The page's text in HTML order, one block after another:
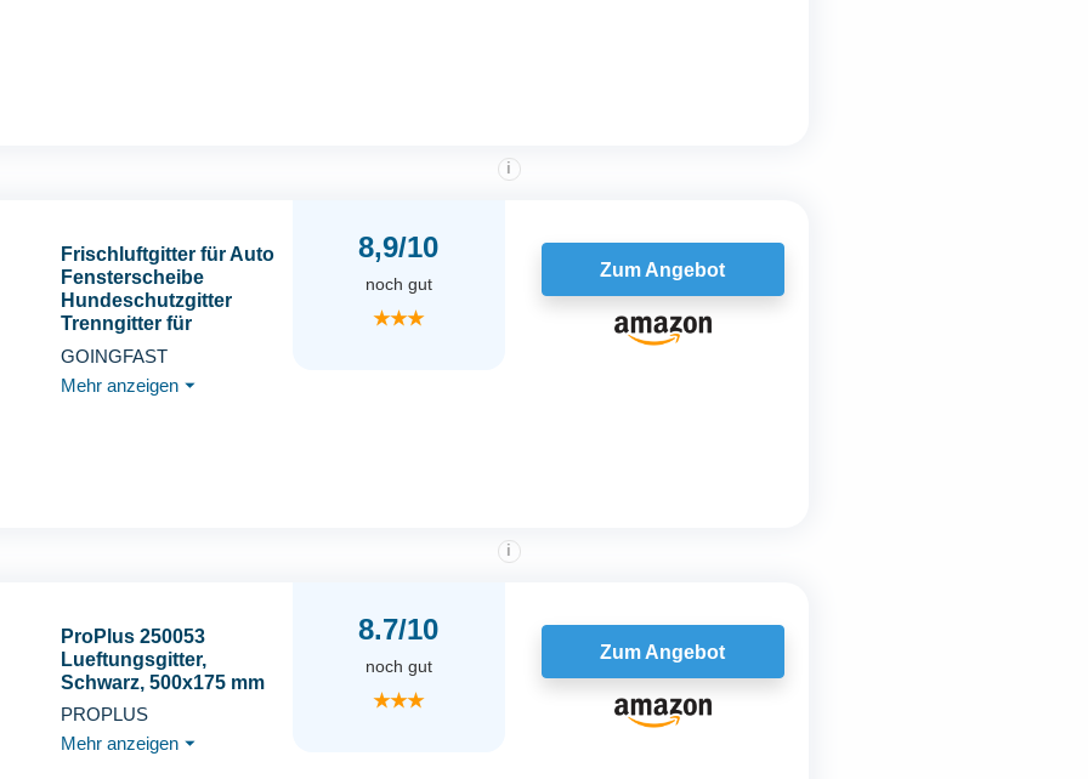
Frischluftgitter für Auto
Fensterscheibe
Hundeschutzgitter
Trenngitter für
Seitenscheibe Schwarz
GOINGFAST
Mehr anzeigen ⏷
8,9/10
i
noch gut
★★★
Zum Angebot
ProPlus 250053
Lueftungsgitter,
Schwarz, 500x175 mm
PROPLUS
Mehr anzeigen ⏷
8.7/10
i
noch gut
★★★
Zum Angebot